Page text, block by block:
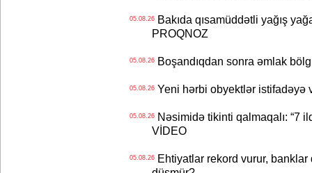
05.08.26Bakıda qısamüddətli yağış
PROQNOZ
05.08.26Boşandıqdan sonra əmlak
05.08.26Yeni hərbi obyektlər istifadəyə
05.08.26Nəsimidə tikinti qalmaqalı: “7
VİDEO
05.08.26Ehtiyatlar rekord vurur, banklar